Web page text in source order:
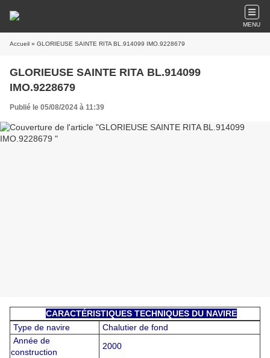
MENU
Accueil » GLORIEUSE SAINTE RITA BL.914099 IMO.9228679
GLORIEUSE SAINTE RITA BL.914099
IMO.9228679
Publié le 05/08/2024 à 11:39
CARACTÉRISTIQUES TECHNIQUES DU NAVIRE
Type de navire
Chalutier de fond
Année de
construction
2000